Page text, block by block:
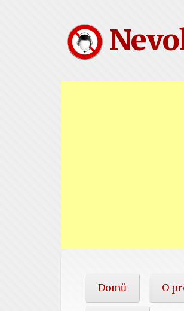
Domů O